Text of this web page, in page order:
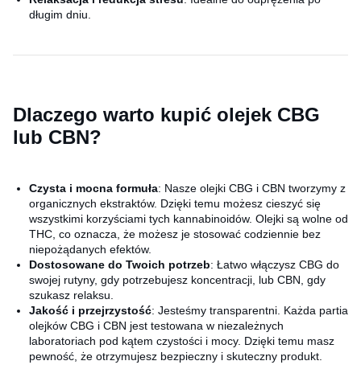
długim dniu.
Dlaczego warto kupić olejek CBG
lub CBN?
Czysta i mocna formuła: Nasze olejki CBG i CBN tworzymy z
organicznych ekstraktów. Dzięki temu możesz cieszyć się
wszystkimi korzyściami tych kannabinoidów. Olejki są wolne od
THC, co oznacza, że możesz je stosować codziennie bez
niepożądanych efektów.
Dostosowane do Twoich potrzeb: Łatwo włączysz CBG do
swojej rutyny, gdy potrzebujesz koncentracji, lub CBN, gdy
szukasz relaksu.
Jakość i przejrzystość: Jesteśmy transparentni. Każda partia
olejków CBG i CBN jest testowana w niezależnych
laboratoriach pod kątem czystości i mocy. Dzięki temu masz
pewność, że otrzymujesz bezpieczny i skuteczny produkt.